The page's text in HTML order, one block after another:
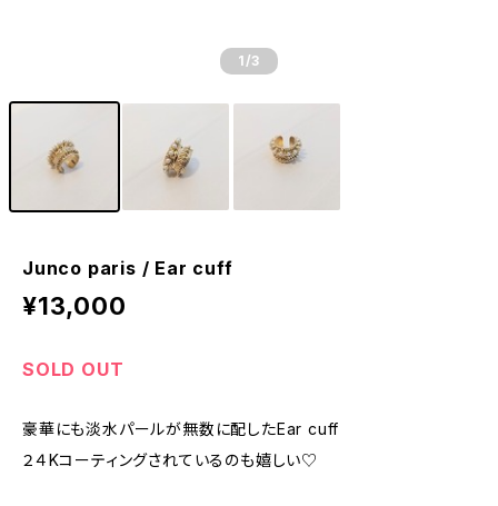
1 /3
Junco paris / Ear cuff
¥13,000
SOLD OUT
豪華にも淡水パールが無数に配したEar cuff
２４Kコーティングされているのも嬉しい♡